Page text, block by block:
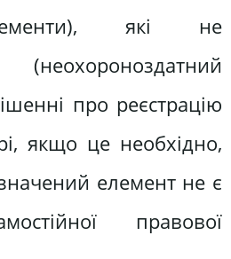
які не
про реєстрацію
якщо це необхідно,
елемент не є
правової